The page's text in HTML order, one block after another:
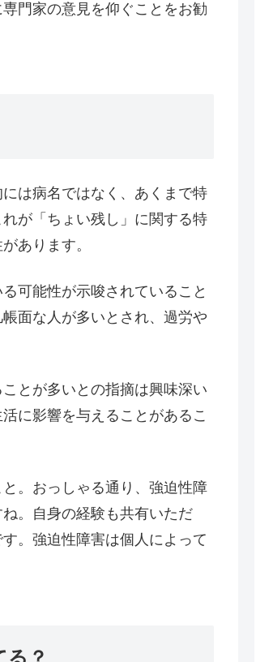
門家の意見を仰ぐことをお勧
は病名ではなく、あくまで特
が「ちょい残し」に関する特
あります。
可能性が示唆されていること
面な人が多いとされ、過労や
とが多いとの指摘は興味深い
に影響を与えることがあるこ
。おっしゃる通り、強迫性障
。自身の経験も共有いただ
。強迫性障害は個人によって
？